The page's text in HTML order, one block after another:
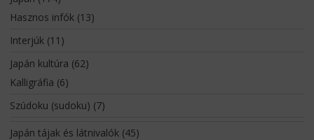
Hasznos infók(13)
Interjúk(11)
Japán kultúra (62)
Kalligráfia (6)
Szúdoku (sudoku) (7)
Japán tájak és látnivalók(45)